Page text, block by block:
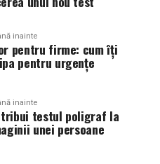
de consiliere de cuplu
cu oameni care încearcă
că autenticitatea
financiar și expert în
prezentă cu vocea ei
se construiește
inainte
pentru firme: cum îți
pentru urgențe
inainte
testul poligraf la
unei persoane